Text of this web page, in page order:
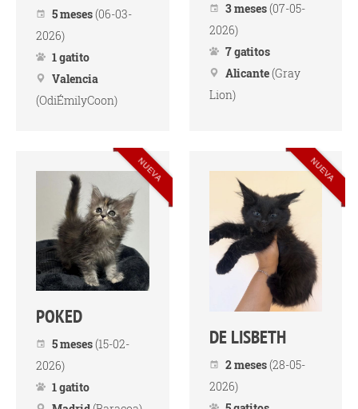
5 meses(06-03-
2026)
1 gatito
Valencia
(OdiÉmilyCoon)
3 meses(07-05-
2026)
7 gatitos
Alicante(Gray
Lion)
NUEVA
POKED
5 meses(15-02-
2026)
1 gatito
NUEVA
DE LISBETH
2 meses(28-05-
2026)